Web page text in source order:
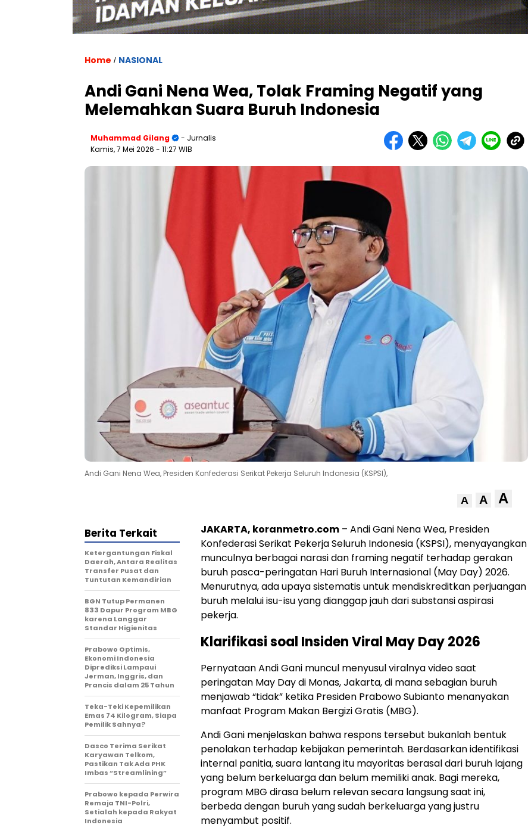
Home / NASIONAL
Andi Gani Nena Wea, Tolak Framing Negatif yang
Melemahkan Suara Buruh Indonesia
Muhammad Gilang
- Jurnalis
Kamis, 7 Mei 2026 - 11:27 WIB
Andi Gani Nena Wea, Presiden Konfederasi Serikat Pekerja Seluruh Indonesia (KSPSI),
A A A
JAKARTA, koranmetro.com – Andi Gani Nena Wea, Presiden
Konfederasi Serikat Pekerja Seluruh Indonesia (KSPSI), menyayangkan
munculnya berbagai narasi dan framing negatif terhadap gerakan
buruh pasca-peringatan Hari Buruh Internasional (May Day) 2026.
Menurutnya, ada upaya sistematis untuk mendiskreditkan perjuangan
buruh melalui isu-isu yang dianggap jauh dari substansi aspirasi
pekerja.
Klarifikasi soal Insiden Viral May Day 2026
Pernyataan Andi Gani muncul menyusul viralnya video saat
peringatan May Day di Monas, Jakarta, di mana sebagian buruh
menjawab “tidak” ketika Presiden Prabowo Subianto menanyakan
manfaat Program Makan Bergizi Gratis (MBG).
Andi Gani menjelaskan bahwa respons tersebut bukanlah bentuk
penolakan terhadap kebijakan pemerintah. Berdasarkan identifikasi
internal panitia, suara lantang itu mayoritas berasal dari buruh lajang
yang belum berkeluarga dan belum memiliki anak. Bagi mereka,
program MBG dirasa belum relevan secara langsung saat ini,
berbeda dengan buruh yang sudah berkeluarga yang justru
menyambut positif.
Berita Terkait
Ketergantungan Fiskal
Daerah, Antara Realitas
Transfer Pusat dan
Tuntutan Kemandirian
BGN Tutup Permanen
833 Dapur Program MBG
karena Langgar
Standar Higienitas
Prabowo Optimis,
Ekonomi Indonesia
Diprediksi Lampaui
Jerman, Inggris, dan
Prancis dalam 25 Tahun
Teka-Teki Kepemilikan
Emas 74 Kilogram, Siapa
Pemilik Sahnya?
Dasco Terima Serikat
Karyawan Telkom,
Pastikan Tak Ada PHK
Imbas “Streamlining”
Prabowo kepada Perwira
Remaja TNI-Polri,
Setialah kepada Rakyat
Indonesia